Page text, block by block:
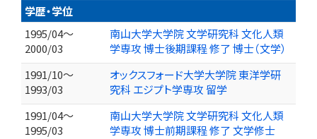
学歴・学位
1995/04～
2000/03
南山大学大学院 文学研究科 文化人類
学専攻 博士後期課程 修了 博士（文学）
1991/10～
1993/03
オックスフォード大学大学院 東洋学研
究科 エジプト学専攻 留学
1991/04～
1995/03
南山大学大学院 文学研究科 文化人類
学専攻 博士前期課程 修了 文学修士